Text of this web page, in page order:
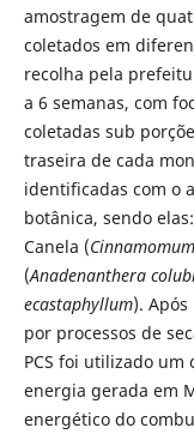
amostragem de
coletados em
recolha pela
a 6 semanas, com
coletadas sub
traseira de cada
identificadas com o
botânica, sendo
Canela (
(Anadenanthera
ecastaphyllum).
por processos de
PCS foi utilizado um
energia gerada em
energético do